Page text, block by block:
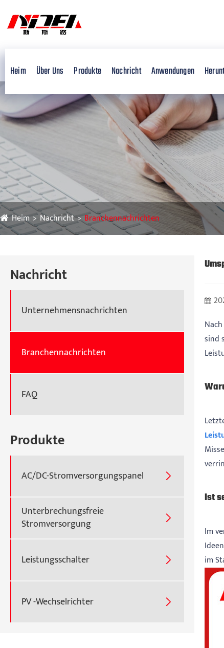
Heim Über Uns Produkte Nachricht Anwendungen
Heim Nachricht Branchennachrichten
Nachricht
Unternehmensnachrichten
Branchennachrichten
FAQ
Produkte
AC/DC-Stromversorgungspanel 
Unterbrechungsfreie
Stromversorgung

Leistungsschalter 
PV -Wechselrichter 
sind
Ist
Im
im